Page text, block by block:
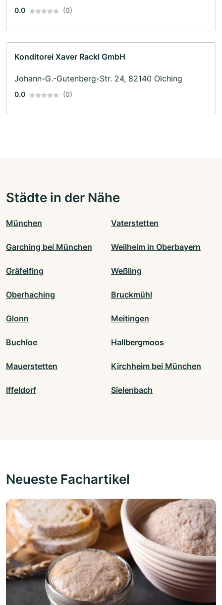
0.0 (0)
Konditorei Xaver Rackl GmbH
Johann-G.-Gutenberg-Str. 24, 82140 Olching
0.0 (0)
Städte in der Nähe
München Vaterstetten
Garching bei München Weilheim in Oberbayern
Gräfelfing Weßling
Oberhaching Bruckmühl
Glonn Meitingen
Buchloe Hallbergmoos
Mauerstetten Kirchheim bei München
Iffeldorf Sielenbach
Neueste Fachartikel